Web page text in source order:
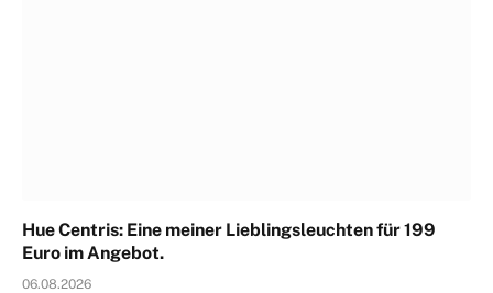
Hue Centris: Eine meiner Lieblingsleuchten für 199
Euro im Angebot.
06.08.2026